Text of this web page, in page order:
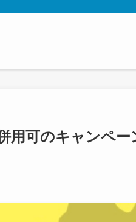
用可のキャンペー